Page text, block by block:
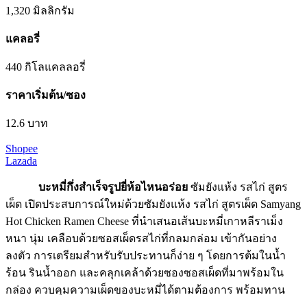
1,320 มิลลิกรัม
แคลอรี่
440 กิโลแคลลอรี่
ราคาเริ่มต้น/ซอง
12.6 บาท
Shopee
Lazada
บะหมี่กึ่งสําเร็จรูปยี่ห้อไหนอร่อย ซัมยังแห้ง รสไก่ สูตร
เผ็ด เปิดประสบการณ์ใหม่ด้วยซัมยังแห้ง รสไก่ สูตรเผ็ด Samyang
Hot Chicken Ramen Cheese ที่นำเสนอเส้นบะหมี่เกาหลีราเม็ง
หนา นุ่ม เคลือบด้วยซอสเผ็ดรสไก่ที่กลมกล่อม เข้ากันอย่าง
ลงตัว การเตรียมสำหรับรับประทานก็ง่าย ๆ โดยการต้มในน้ำ
ร้อน รินน้ำออก และคลุกเคล้าด้วยซองซอสเผ็ดที่มาพร้อมใน
กล่อง ควบคุมความเผ็ดของบะหมี่ได้ตามต้องการ พร้อมทาน